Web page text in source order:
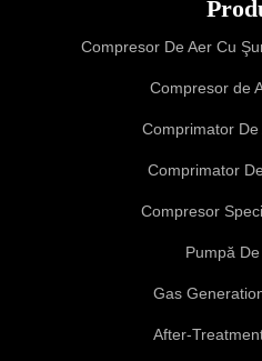
Compresor De Aer Cu
Compresor de
Comprimator
Comprimator
Compresor
Pumpă
Gas
After-